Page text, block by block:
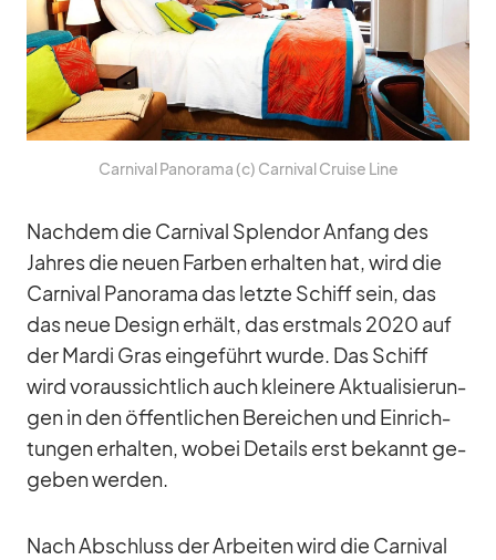
Car­ni­val Pan­orama (c) Car­ni­val Cruise Line
Nach­dem die Car­ni­val Sple­ndor An­fang des
Jah­res die neuen Far­ben er­hal­ten hat, wird die
Car­ni­val Pan­orama das letzte Schiff sein, das
das neue De­sign er­hält, das erst­mals 2020 auf
der Mardi Gras ein­ge­führt wurde. Das Schiff
wird vor­aus­sicht­lich auch klei­nere Ak­tua­li­sie­run­
gen in den öf­fent­li­chen Be­rei­chen und Ein­rich­
tun­gen er­hal­ten, wo­bei De­tails erst be­kannt ge­
ge­ben wer­den.
Nach Ab­schluss der Ar­bei­ten wird die Car­ni­val